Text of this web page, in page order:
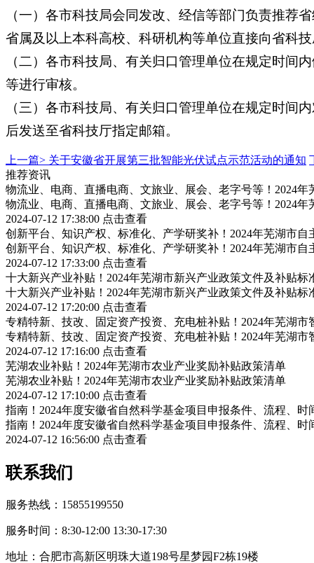
（一）各市科技局会同发改、经信等部门负责推荐
省属及以上本科高校、科研机构等单位直接向省科
（二）各市科技局、有关归口管理单位在规定时间
等进行审核。
（三）各市科技局、有关归口管理单位在规定时间
后发送至省科技厅指定邮箱。
上一篇> 关于安徽省开展第三批智能光伏试点示范活动的通知
推荐资讯
物流业、电商、直播电商、文旅业、展会、老字号等！2024年
物流业、电商、直播电商、文旅业、展会、老字号等！2024年
2024-07-12 17:38:00 点击查看
创新平台、知识产权、标准化、产学研奖补！2024年芜湖市
创新平台、知识产权、标准化、产学研奖补！2024年芜湖市
2024-07-12 17:33:00 点击查看
十大新兴产业补贴！2024年芜湖市新兴产业政策文件及补贴标
十大新兴产业补贴！2024年芜湖市新兴产业政策文件及补贴标
2024-07-12 17:20:00 点击查看
专精特新、技改、固定资产投资、充电桩补贴！2024年芜湖
专精特新、技改、固定资产投资、充电桩补贴！2024年芜湖
2024-07-12 17:16:00 点击查看
芜湖农业补贴！2024年芜湖市农业产业奖励补贴政策清单
芜湖农业补贴！2024年芜湖市农业产业奖励补贴政策清单
2024-07-12 17:10:00 点击查看
指南！2024年度安徽省自然科学基金项目申报条件、流程、时
指南！2024年度安徽省自然科学基金项目申报条件、流程、时
2024-07-12 16:56:00 点击查看
联系我们
服务热线：15855199550
服务时间：8:30-12:00 13:30-17:30
地址：合肥市高新区明珠大道198号星梦园F2栋19楼